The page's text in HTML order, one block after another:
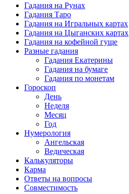
Гадания на Рунах
Гадания Таро
Гадания на Игральных картах
Гадания на Цыганских картах
Гадания на кофейной гуще
Разные гадания
Гадания Екатерины
Гадания на бумаге
Гадания по монетам
Гороскоп
День
Неделя
Месяц
Год
Нумерология
Ангельская
Ведическая
Калькуляторы
Карма
Ответы на вопросы
Совместимость